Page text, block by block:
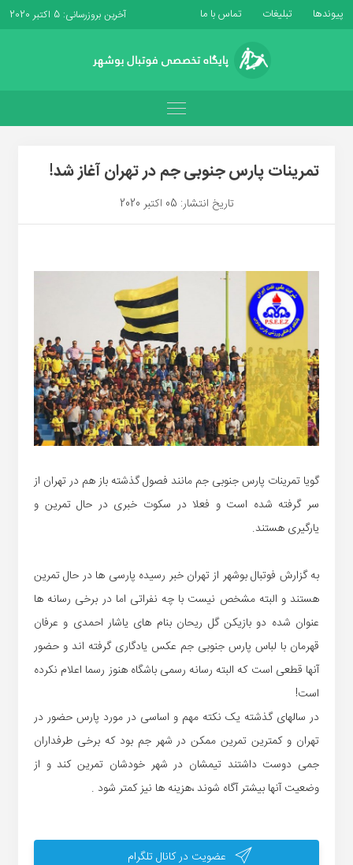
پیوندها تبلیغات تماس با ما آخرین بروزرسانی: 5 اکتبر 2020
تمرینات پارس جنوبی جم در تهران آغاز شد!
تاریخ انتشار: 05 اکتبر 2020
گویا تمرینات پارس جنوبی جم مانند فصول گذشته باز هم در تهران از
سر گرفته شده است و فعلا در سکوت خبری در حال تمرین و
یارگیری هستند.
به گزارش فوتبال بوشهر از تهران خبر رسیده پارسی ها در حال تمرین
هستند و البته مشخص نیست با چه نفراتی اما در برخی رسانه ها
عنوان شده دو بازیکن گل ریحان بنام های یاشار احمدی و عرفان
قهرمان با لباس پارس جنوبی جم عکس یادگاری گرفته اند و حضور
آنها قطعی است که البته رسانه رسمی باشگاه هنوز رسما اعلام نکرده
است!
در سالهای گذشته یک نکته مهم و اساسی در مورد پارس حضور در
تهران و کمترین تمرین ممکن در شهر جم بود که برخی طرفداران
جمی دوست داشتند تیمشان در شهر خودشان تمرین کند و از
وضعیت آنها بیشتر آگاه شوند ،هزینه ها نیز کمتر شود .
عضویت در کانال تلگرام